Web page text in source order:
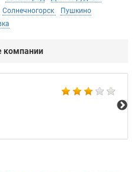
Солнечногорск
Пушкино
компании